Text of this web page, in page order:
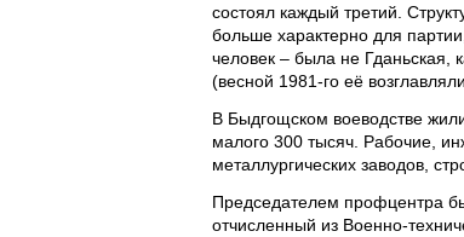
состоял каждый третий.
больше характерно для
человек – была не Гданьская,
(весной 1981-го её
В Быдгощском воеводстве
малого 300 тысяч. Рабочие,
металлургических заводов,
Председателем профцентра
отчисленный из Военно-